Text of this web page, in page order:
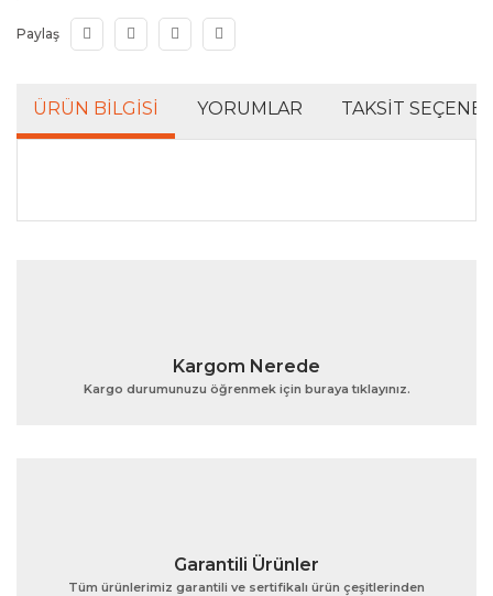
Paylaş
ÜRÜN BILGISI YORUMLAR TAKSIT
Bu ürünün fiyat bilgisi, resim, ürün açıklamalarında ve
Ürün açıklamasında eksik bilgiler bulunuyor.
Kargom Nerede
Kargo durumunuzu öğrenmek için buraya tıklayınız.
Garantili Ürünler
Tüm ürünlerimiz garantili ve sertifikalı ürün çeşitlerinden